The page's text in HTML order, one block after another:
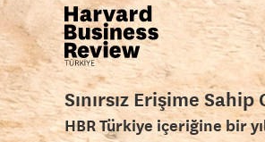
Sınırsız Erişime
HBR Türkiye içeriğine bir